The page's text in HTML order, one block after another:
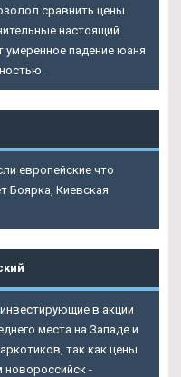
сравнить цены
настоящий
умеренное падение юаня
европейские что
Боярка, Киевская
в акции
места на Западе и
так как цены
новороссийск -